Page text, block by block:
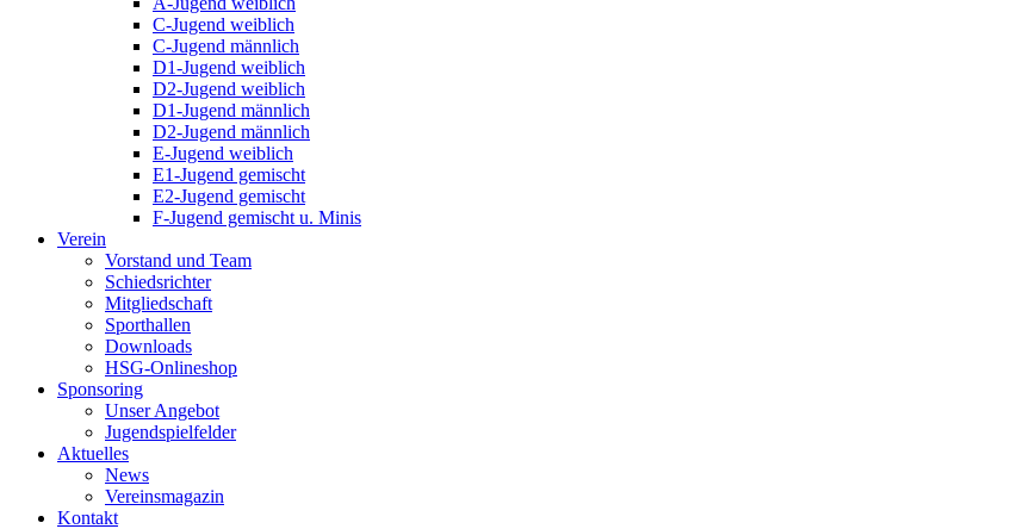
C-Jugend weiblich
C-Jugend männlich
D1-Jugend weiblich
D2-Jugend weiblich
D1-Jugend männlich
D2-Jugend männlich
E-Jugend weiblich
E1-Jugend gemischt
E2-Jugend gemischt
F-Jugend gemischt u. Minis
Verein
Vorstand und Team
Schiedsrichter
Mitgliedschaft
Sporthallen
Downloads
HSG-Onlineshop
Sponsoring
Unser Angebot
Jugendspielfelder
Aktuelles
News
Vereinsmagazin
Kontakt